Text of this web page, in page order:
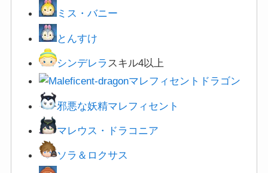
ミス・バニー
とんすけ
シンデレラ スキル4以上
マレフィセントドラゴン
邪悪な妖精マレフィセント
マレウス・ドラコニア
ソラ＆ロクサス